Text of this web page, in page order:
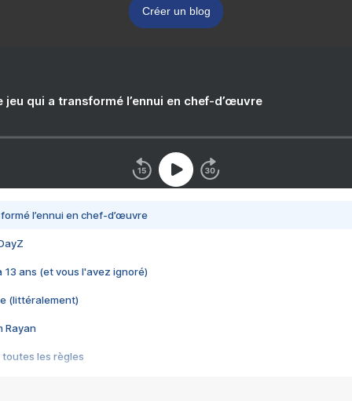
Créer un blog
jeu qui a transformé l’ennui en chef-d’œuvre
l’ennui en chef-d’œuvre
13 ans (et vous l'avez ignoré)
(littéralement)
Rayan
toutes les règles